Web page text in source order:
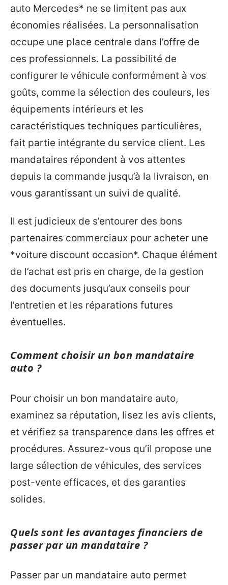
auto Mercedes* ne se limitent pas aux
économies réalisées. La personnalisation
occupe une place centrale dans l’offre de
ces professionnels. La possibilité de
configurer le véhicule conformément à vos
goûts, comme la sélection des couleurs, les
équipements intérieurs et les
caractéristiques techniques particulières,
fait partie intégrante du service client. Les
mandataires répondent à vos attentes
depuis la commande jusqu’à la livraison, en
vous garantissant un suivi de qualité.
Il est judicieux de s’entourer des bons
partenaires commerciaux pour acheter une
*voiture discount occasion*. Chaque élément
de l’achat est pris en charge, de la gestion
des documents jusqu’aux conseils pour
l’entretien et les réparations futures
éventuelles.
Comment choisir un bon mandataire
auto ?
Pour choisir un bon mandataire auto,
examinez sa réputation, lisez les avis clients,
et vérifiez sa transparence dans les offres et
procédures. Assurez-vous qu’il propose une
large sélection de véhicules, des services
post-vente efficaces, et des garanties
solides.
Quels sont les avantages financiers de
passer par un mandataire ?
Passer par un mandataire auto permet